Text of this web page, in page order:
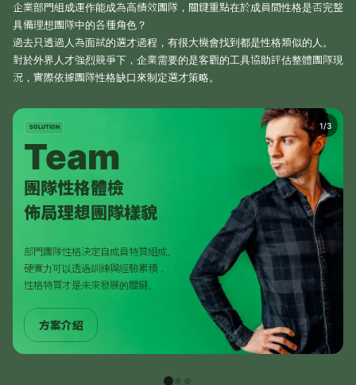
企業部門組成運作能成為高績效團隊，關鍵重點在於成員間性格是否完整
具備理想團隊中的各種角色？
過去只透過人為面試的選才過程，有很大機會找到都是性格類似的人。
對於外界人才強烈競爭下，企業需要的是客觀的工具協助評估整體團隊現
況，實際依據團隊性格缺口來制定選才策略。
SOLUTION
Team
團隊性格體檢
佈局理想團隊樣貌
部門團隊性格決定自成員特質組成。
硬實力可以透過訓練與經驗累積，
性格特質才是未來發展的關鍵。
方案介紹